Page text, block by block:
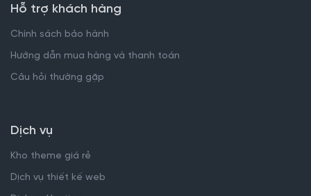
Hỗ trợ khách hàng
Chính sách bảo hành
Hướng dẫn mua hàng và thanh toán
Câu hỏi thường gặp
Dịch vụ
Kho theme giá rẻ
Dịch vụ thiết kế web